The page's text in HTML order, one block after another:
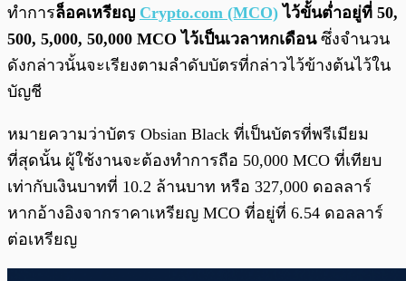
ทำการล็อคเหรียญ Crypto.com (MCO) ไว้ขั้นต่ำอยู่ที่ 50,
500, 5,000, 50,000 MCO ไว้เป็นเวลาหกเดือนซึ่งจำนวน
ดังกล่าวนั้นจะเรียงตามลำดับบัตรที่กล่าวไว้ข้างต้นไว้ใน
บัญชี
หมายความว่าบัตร Obsian Black ที่เป็นบัตรที่พรีเมียม
ที่สุดนั้น ผู้ใช้งานจะต้องทำการถือ 50,000 MCO ที่เทียบ
เท่ากับเงินบาทที่ 10.2 ล้านบาท หรือ 327,000 ดอลลาร์
หากอ้างอิงจากราคาเหรียญ MCO ที่อยู่ที่ 6.54 ดอลลาร์
ต่อเหรียญ